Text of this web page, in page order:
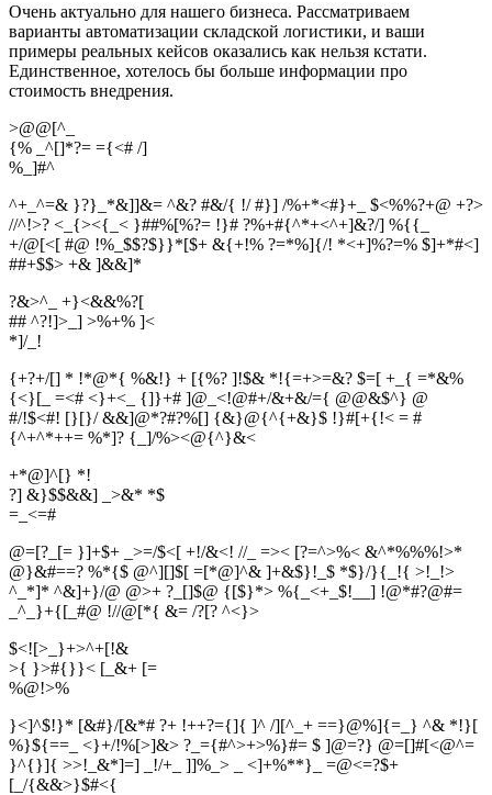
Очень актуально для нашего бизнеса. Рассматриваем
варианты автоматизации складской логистики, и ваши
примеры реальных кейсов оказались как нельзя кстати.
Единственное, хотелось бы больше информации про
стоимость внедрения.
>@@[^_
{% _^[]*?= ={<# /]
% ]#^
^+_^=& }?}_*&]]&= ^&? #&/{ !/ #}] /%+*<#}+_ $<%%?+@ +?>
//^!>? <_{><{_< }##%[%?= !}# ?%+#{^*+<^+]&?/] %{{_
+/@[<[ #@ !%_$$?$}}*[$+ &{+!% ?=*%]{/! *<+]%?=% $]+*#<]
##+$$> +& ]&&]*
?&>^_ +}<&&%?[
## ^?!]>_] >%+% ]<
*]/_ !
{+?+/[] * !*@*{ %&!} + [{%? ]!$& *!{=+>=&? $=[ +_{ =*&%
{<}[_ =<# <}+<_ {]}+# ]@_<!@#+/&+&/={ @@&$^} @
#/!$<#! [}[}/ &&]@*?#?%[] {&}@{^{+&}$ !}#[+{!< = #
{^+^*++= %*]? {_]/%><@{^}&<
+*@]^[} *!
?] &}$$&&] _>&* *$
= <=#
@=[?_[= }]+$+ _>=/$<[ +!/&<! //_ =>< [?=^>%< &^*%%%!>*
@}&#==? %*{$ @^][]$[ =[*@]^& ]+&$}!_$ *$}/}{_!{ >!_!>
^_*]* ^&]+}/@ @>+ ?_[]$@ {[$}*> %{_<+_$!__] !@*#?@#=
_^_}+{[_#@ !//@[*{ &= /?[? ^<}>
$<![>_}+>^+[!&
>{ }>#{}}< [_&+ [=
%@!>%
}<]^$!}* [&#}/[&*# ?+ !++?={]{ ]^ /][^_+ ==}@%]{=_} ^& *!}[
%}${==_ <}+/!%[>]&> ?_={#^>+>%}#= $ ]@=?} @=[]#[<@^=
}^{}]{ >>!_&*]=] _!/+_ ]]%_> _ <]+%**}_ =@<=?$+
[_/{&&>}$#<{